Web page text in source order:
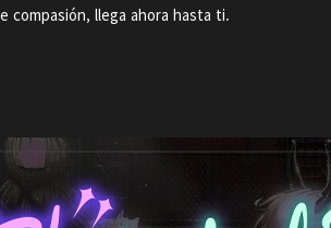
compasión, llega ahora hasta ti.